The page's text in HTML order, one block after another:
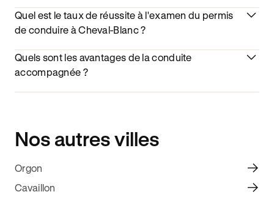
Quel est le taux de réussite à l'examen du permis
de conduire à Cheval-Blanc ?
Quels sont les avantages de la conduite
accompagnée ?
Nos autres villes
Orgon
Cavaillon